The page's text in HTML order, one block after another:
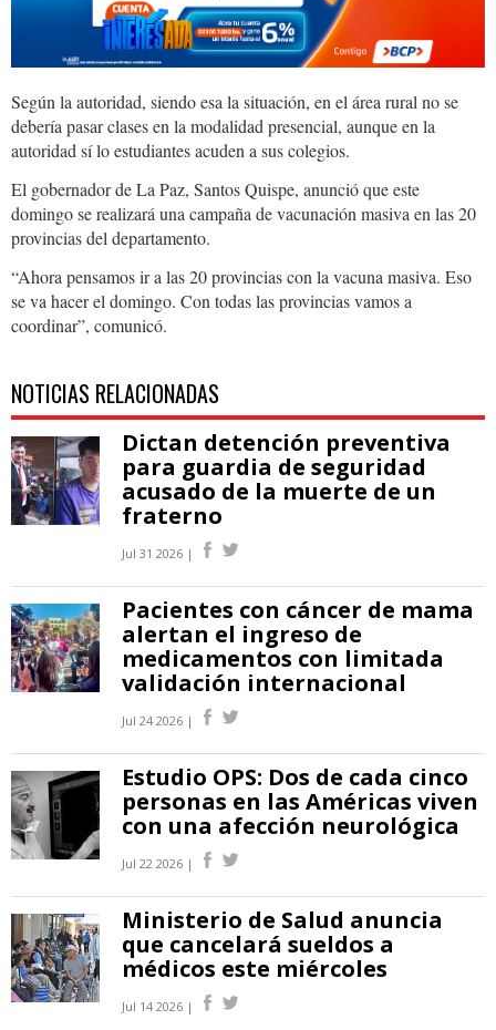
Según la autoridad, siendo esa la situación, en el área rural no se
debería pasar clases en la modalidad presencial, aunque en la
autoridad sí lo estudiantes acuden a sus colegios.
El gobernador de La Paz, Santos Quispe, anunció que este
domingo se realizará una campaña de vacunación masiva en las 20
provincias del departamento.
“Ahora pensamos ir a las 20 provincias con la vacuna masiva. Eso
se va hacer el domingo. Con todas las provincias vamos a
coordinar”, comunicó.
NOTICIAS RELACIONADAS
Dictan detención preventiva
para guardia de seguridad
acusado de la muerte de un
fraterno
Jul 31 2026 |
Pacientes con cáncer de mama
alertan el ingreso de
medicamentos con limitada
validación internacional
Jul 24 2026 |
Estudio OPS: Dos de cada cinco
personas en las Américas viven
con una afección neurológica
Jul 22 2026 |
Ministerio de Salud anuncia
que cancelará sueldos a
médicos este miércoles
Jul 14 2026 |